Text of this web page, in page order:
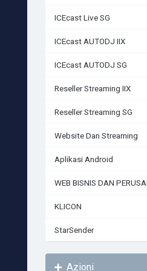
ICEcast Live SG
ICEcast AUTODJ IIX
ICEcast AUTODJ SG
Reseller Streaming IIX
Reseller Streaming SG
Website Dan Streaming
Aplikasi Android
WEB BISNIS DAN
KLICON
StarSender
Azioni